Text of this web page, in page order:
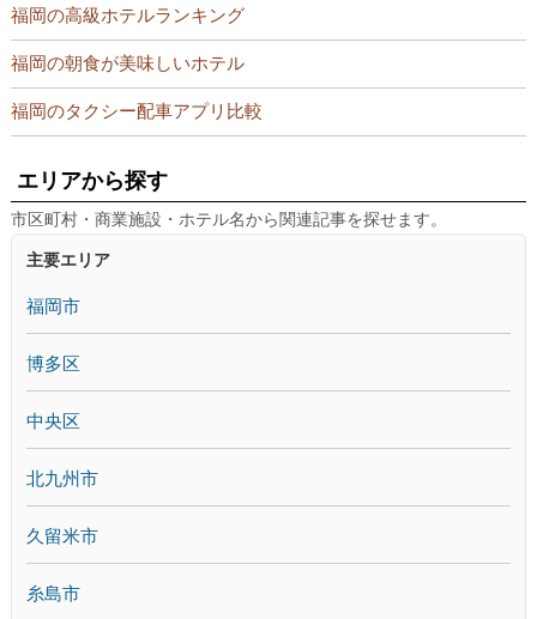
福岡の高級ホテルランキング
福岡の朝食が美味しいホテル
福岡のタクシー配車アプリ比較
エリアから探す
市区町村・商業施設・ホテル名から関連記事を探せます。
主要エリア
福岡市
博多区
中央区
北九州市
久留米市
糸島市